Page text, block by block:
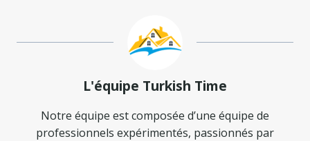
L'équipe Turkish Time
Notre équipe est composée d’une équipe de
professionnels expérimentés, passionnés par